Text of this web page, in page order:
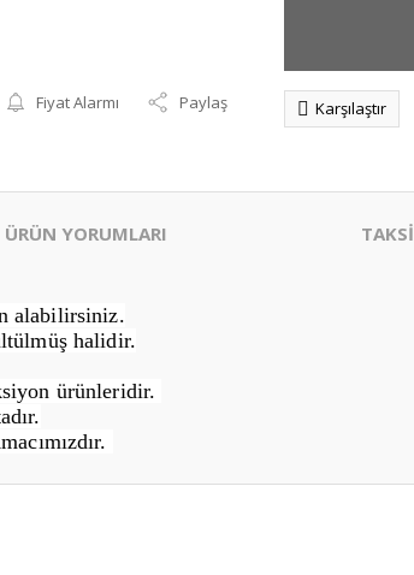
Fiyat Alarmı Paylaş Karşılaştır
ÜRÜN YORUMLARI
alabilirsiniz.
halidir.
ürünleridir.